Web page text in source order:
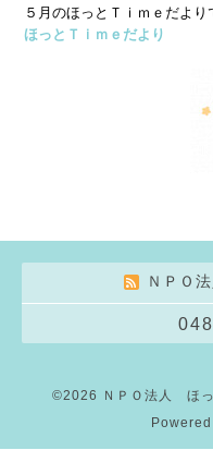
５月のほっとＴｉｍｅだより
ほっとＴｉｍｅだより
ＮＰＯ
©2026 ＮＰＯ法人 ほ